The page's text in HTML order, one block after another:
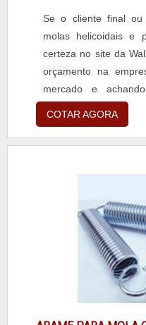
Se o cliente final ou
molas helicoidais e
certeza no site da
orçamento na
mercado e
competente do
molas helicoidais e
DETALHES
sua energia em
escritório de alta
realizadas as
para atender todas
oferecer molas
precisão.Há muitas
COTAR AGORA